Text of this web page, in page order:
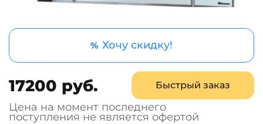
% Хочу скидку!
17200 руб. Быстрый заказ
Цена на момент последнего
поступления не является офертой